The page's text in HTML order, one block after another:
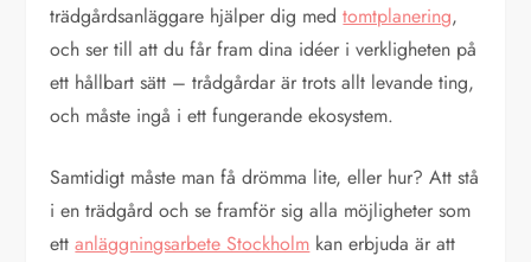
trädgårdsanläggare hjälper dig medtomtplanering,
och ser till att du får fram dina idéer i verkligheten på
ett hållbart sätt – trådgårdar är trots allt levande ting,
och måste ingå i ett fungerande ekosystem.
Samtidigt måste man få drömma lite, eller hur? Att stå
i en trädgård och se framför sig alla möjligheter som
ettanläggningsarbete Stockholm kan erbjuda är att